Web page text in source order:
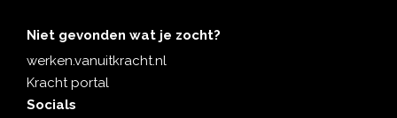
Niet gevonden wat je zocht?
werken.vanuitkracht.nl
Kracht portal
Socials